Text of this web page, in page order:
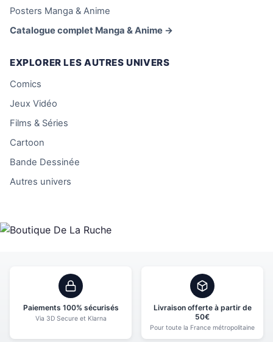
Posters Manga & Anime
Catalogue complet Manga & Anime →
EXPLORER LES AUTRES UNIVERS
Comics
Jeux Vidéo
Films & Séries
Cartoon
Bande Dessinée
Autres univers
Paiements 100% sécurisés
Via 3D Secure et Klarna
Livraison offerte à partir de
50€
Pour toute la France métropolitaine